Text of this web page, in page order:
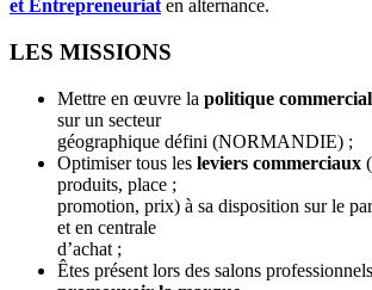
et Entrepreneuriat en alternance.
LES MISSIONS
Mettre en œuvre la politique
sur un secteur
géographique défini (NORMANDIE) ;
Optimiser tous les leviers commerciaux
produits, place ;
promotion, prix) à sa disposition sur le
et en centrale
d’achat ;
Êtes présent lors des salons